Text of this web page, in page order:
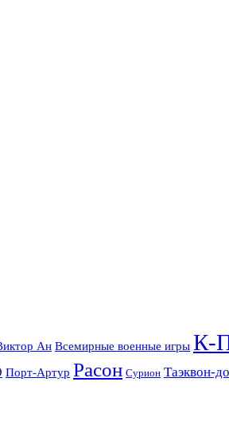
Ан Всемирные военные игры К-
Порт-Артур Расон Сурион Таэквон-